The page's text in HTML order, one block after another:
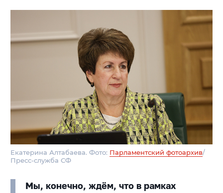
Екатерина Алтабаева. Фото: Парламентский фотоархив/
Пресс-служба СФ
Мы, конечно, ждём, что в рамках